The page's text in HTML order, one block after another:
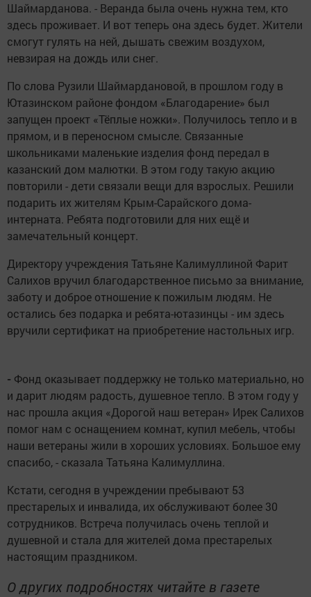
Шаймарданова. - Веранда была очень нужна тем, кто
здесь проживает. И вот теперь она здесь будет. Жители
смогут гулять на ней, дышать свежим воздухом,
невзирая на дождь или снег.
По слова Рузили Шаймардановой, в прошлом году в
Ютазинском районе фондом «Благодарение» был
запущен проект «Тёплые ножки». Получилось тепло и в
прямом, и в переносном смысле. Связанные
школьниками маленькие изделия фонд передал в
казанский дом малютки. В этом году такую акцию
повторили - дети связали вещи для взрослых. Решили
подарить их жителям Крым-Сарайского дома-
интерната. Ребята подготовили для них ещё и
замечательный концерт.
Директору учреждения Татьяне Калимуллиной Фарит
Салихов вручил благодарственное письмо за внимание,
заботу и доброе отношение к пожилым людям. Не
остались без подарка и ребята-ютазинцы - им здесь
вручили сертификат на приобретение настольных игр.
- Фонд оказывает поддержку не только материально, но
и дарит людям радость, душевное тепло. В этом году у
нас прошла акция «Дорогой наш ветеран» Ирек Салихов
помог нам с оснащением комнат, купил мебель, чтобы
наши ветераны жили в хороших условиях. Большое ему
спасибо, - сказала Татьяна Калимуллина.
Кстати, сегодня в учреждении пребывают 53
престарелых и инвалида, их обслуживают более 30
сотрудников. Встреча получилась очень теплой и
душевной и стала для жителей дома престарелых
настоящим праздником.
О других подробностях читайте в газете